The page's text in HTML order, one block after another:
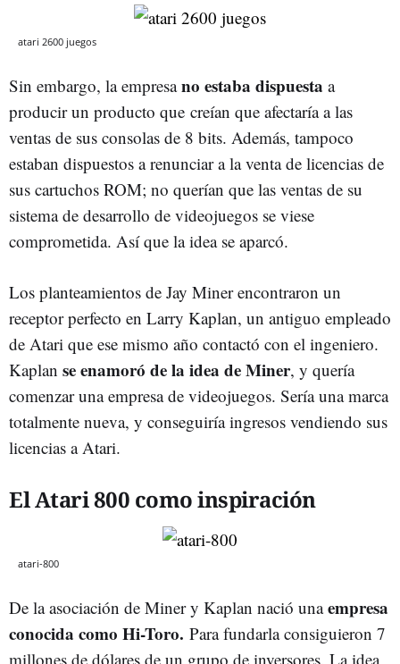
atari 2600 juegos
Sin embargo, la empresano estaba dispuesta a
producir un producto que creían que afectaría a las
ventas de sus consolas de 8 bits. Además, tampoco
estaban dispuestos a renunciar a la venta de licencias de
sus cartuchos ROM; no querían que las ventas de su
sistema de desarrollo de videojuegos se viese
comprometida. Así que la idea se aparcó.
Los planteamientos de Jay Miner encontraron un
receptor perfecto en Larry Kaplan, un antiguo empleado
de Atari que ese mismo año contactó con el ingeniero.
Kaplan se enamoró de la idea de Miner, y quería
comenzar una empresa de videojuegos. Sería una marca
totalmente nueva, y conseguiría ingresos vendiendo sus
licencias a Atari.
El Atari 800 como inspiración
atari-800
De la asociación de Miner y Kaplan nació unaempresa
conocida como Hi-Toro. Para fundarla consiguieron 7
millones de dólares de un grupo de inversores. La idea